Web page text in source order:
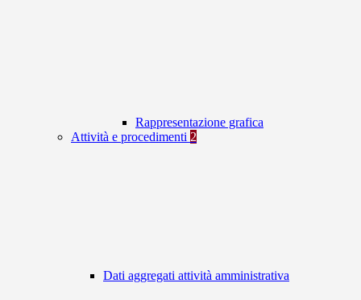
Rappresentazione grafica
Attività e procedimenti 2
Dati aggregati attività amministrativa